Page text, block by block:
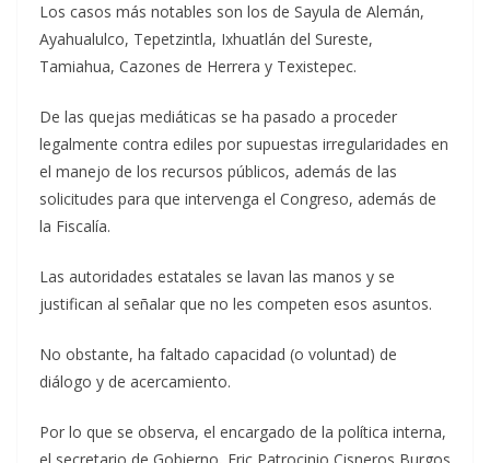
Los casos más notables son los de Sayula de Alemán,
Ayahualulco, Tepetzintla, Ixhuatlán del Sureste,
Tamiahua, Cazones de Herrera y Texistepec.
De las quejas mediáticas se ha pasado a proceder
legalmente contra ediles por supuestas irregularidades en
el manejo de los recursos públicos, además de las
solicitudes para que intervenga el Congreso, además de
la Fiscalía.
Las autoridades estatales se lavan las manos y se
justifican al señalar que no les competen esos asuntos.
No obstante, ha faltado capacidad (o voluntad) de
diálogo y de acercamiento.
Por lo que se observa, el encargado de la política interna,